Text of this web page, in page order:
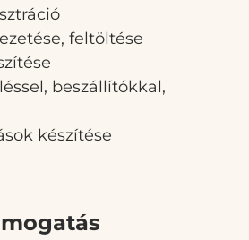
feltöltése
beszállítókkal,
készítése